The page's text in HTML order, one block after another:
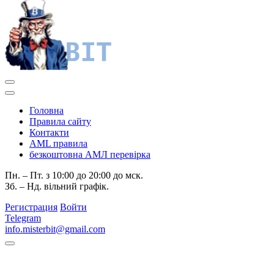
Головна
Правила сайту
Контакти
AML правила
безкоштовна АМЛ перевірка
Пн. – Пт. з 10:00 до 20:00 до мск.
Зб. – Нд. вільний графік.
Регистрация Войти
Telegram
info.misterbit@gmail.com